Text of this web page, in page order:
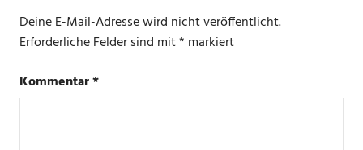
Deine E-Mail-Adresse wird nicht veröffentlicht.
Erforderliche Felder sind mit* markiert
Kommentar*